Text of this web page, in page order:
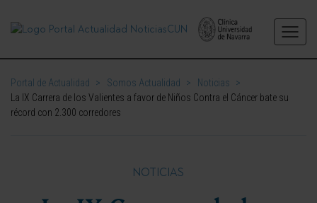
Portal de Actualidad > Somos Actualidad > Noticias
>
La IX Carrera de los Valientes a favor de Niños Contra el Cáncer bate su
récord con 2.300 corredores
NOTICIAS